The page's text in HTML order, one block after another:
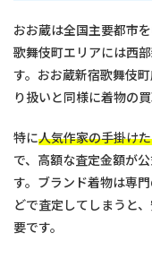
おお蔵は全国主要都市
歌舞伎町エリアには西
す。おお蔵新宿歌舞伎
り扱いと同様に着物の
特に人気作家の手掛け
で、高額な査定金額が
す。ブランド着物は専
どで査定してしまうと
要です。